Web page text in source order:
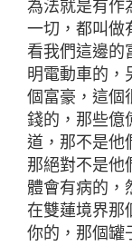
為法就是有作
一切，都叫做
看我們這邊的
明電動車的，
個富豪，這個
錢的，那些億
道，那不是他
那絕對不是他
體會有病的，
在雙蓮境界那
你的，那個罐